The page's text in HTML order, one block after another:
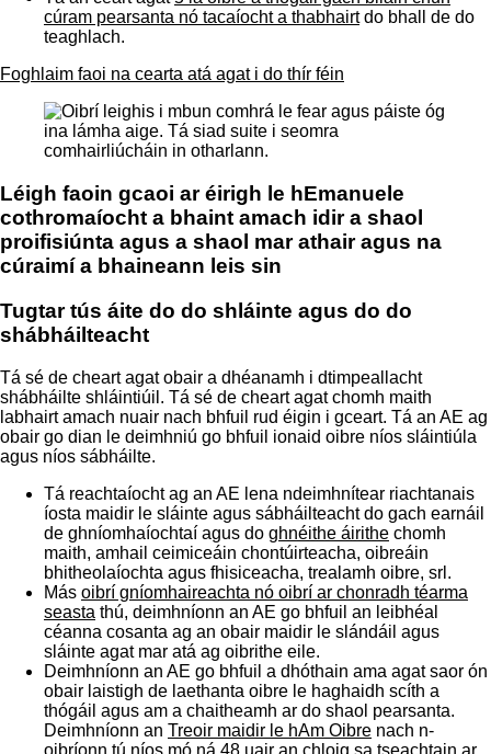
cúram pearsanta nó tacaíocht a thabhairtdo bhall de do
teaghlach.
Foghlaim faoi na cearta atá agat i do thír féin
Léigh faoin gcaoi ar éirigh le hEmanuele
cothromaíocht a bhaint amach idir a shaol
proifisiúnta agus a shaol mar athair agus na
cúraimí a bhaineann leis sin
Tugtar tús áite do do shláinte agus do do
shábháilteacht
Tá sé de cheart agat obair a dhéanamh i dtimpeallacht
shábháilte shláintiúil. Tá sé de cheart agat chomh maith
labhairt amach nuair nach bhfuil rud éigin i gceart. Tá an AE ag
obair go dian le deimhniú go bhfuil ionaid oibre níos sláintiúla
agus níos sábháilte.
Tá reachtaíocht ag an AE lena ndeimhnítear riachtanais
íosta maidir le sláinte agus sábháilteacht do gach earnáil
de ghníomhaíochtaí agus do ghnéithe áirithe chomh
maith, amhail ceimiceáin chontúirteacha, oibreáin
bhitheolaíochta agus fhisiceacha, trealamh oibre, srl.
Más oibrí gníomhaireachta nó oibrí ar chonradh téarma
seasta thú, deimhníonn an AE go bhfuil an leibhéal
céanna cosanta ag an obair maidir le slándáil agus
sláinte agat mar atá ag oibrithe eile.
Deimhníonn an AE go bhfuil a dhóthain ama agat saor ón
obair laistigh de laethanta oibre le haghaidh scíth a
thógáil agus am a chaitheamh ar do shaol pearsanta.
Deimhníonn an Treoir maidir le hAm Oibre nach n-
oibríonn tú níos mó ná 48 uair an chloig sa tseachtain ar